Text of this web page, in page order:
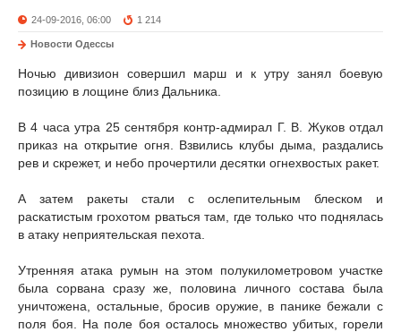
24-09-2016, 06:00 1 214
Новости Одессы
Ночью дивизион совершил марш и к утру занял боевую
позицию в лощине близ Дальника.
В 4 часа утра 25 сентября контр-адмирал Г. В. Жуков отдал
приказ на открытие огня. Взвились клубы дыма, раздались
рев и скрежет, и небо прочертили десятки огнехвостых ракет.
А затем ракеты стали с ослепительным блеском и
раскатистым грохотом рваться там, где только что поднялась
в атаку неприятельская пехота.
Утренняя атака румын на этом полукилометровом участке
была сорвана сразу же, половина личного состава была
уничтожена, остальные, бросив оружие, в панике бежали с
поля боя. На поле боя осталось множество убитых, горели